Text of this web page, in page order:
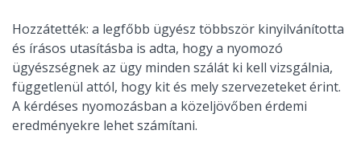
Hozzátették: a legfőbb ügyész többször kinyilvánította
és írásos utasításba is adta, hogy a nyomozó
ügyészségnek az ügy minden szálát ki kell vizsgálnia,
függetlenül attól, hogy kit és mely szervezeteket érint.
A kérdéses nyomozásban a közeljövőben érdemi
eredményekre lehet számítani.